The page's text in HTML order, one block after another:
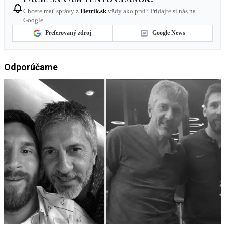
Chcete mať správy z Hetrik.sk vždy ako prví? Pridajte si nás na
Google.
Preferovaný zdroj Google News
Odporúčame